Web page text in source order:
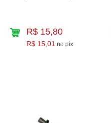
R$ 15,80
R$ 15,01 no pix